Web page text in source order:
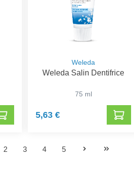
Weleda
Weleda Salin Dentifrice
75 ml
5,63 €
2 3 4 5